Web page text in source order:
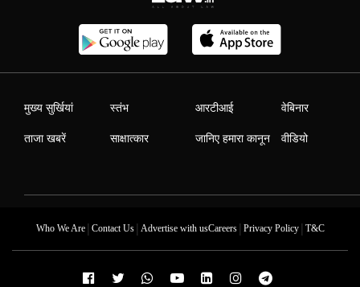
मुख्य सुर्खियां
ताजा खबरें
स्तंभ
साक्षात्कार
आरटीआई
जानिए हमारा कानून
वेबिनार
वीडियो
Who We Are| Contact Us| Advertise with usCareers| Privacy Policy| T&C